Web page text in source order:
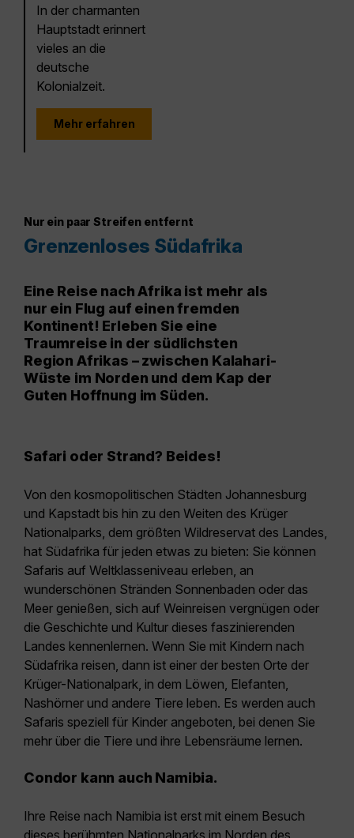
In der charmanten
Hauptstadt erinnert
vieles an die
deutsche
Kolonialzeit.
Mehr erfahren
Nur ein paar Streifen entfernt
Grenzenloses Südafrika
Eine Reise nach Afrika ist mehr als
nur ein Flug auf einen fremden
Kontinent! Erleben Sie eine
Traumreise in der südlichsten
Region Afrikas – zwischen Kalahari-
Wüste im Norden und dem Kap der
Guten Hoffnung im Süden.
Safari oder Strand? Beides!
Von den kosmopolitischen Städten Johannesburg
und Kapstadt bis hin zu den Weiten des Krüger
Nationalparks, dem größten Wildreservat des Landes,
hat Südafrika für jeden etwas zu bieten: Sie können
Safaris auf Weltklasseniveau erleben, an
wunderschönen Stränden Sonnenbaden oder das
Meer genießen, sich auf Weinreisen vergnügen oder
die Geschichte und Kultur dieses faszinierenden
Landes kennenlernen. Wenn Sie mit Kindern nach
Südafrika reisen, dann ist einer der besten Orte der
Krüger-Nationalpark, in dem Löwen, Elefanten,
Nashörner und andere Tiere leben. Es werden auch
Safaris speziell für Kinder angeboten, bei denen Sie
mehr über die Tiere und ihre Lebensräume lernen.
Condor kann auch Namibia.
Ihre Reise nach Namibia ist erst mit einem Besuch
dieses berühmten Nationalparks im Norden des